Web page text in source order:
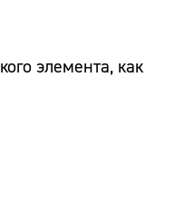
элемента, как